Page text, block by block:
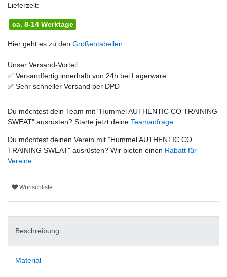
Lieferzeit:
ca. 8-14 Werktage
Hier geht es zu den Größentabellen
Unser Versand-Vorteil:
✅ Versandfertig innerhalb von 24h bei Lagerware
✅ Sehr schneller Versand per DPD
Du möchtest dein Team mit "Hummel AUTHENTIC CO TRAINING
SWEAT" ausrüsten? Starte jetzt deine Teamanfrage
Du möchtest deinen Verein mit "Hummel AUTHENTIC CO
TRAINING SWEAT" ausrüsten? Wir bieten einen Rabatt für
Vereine
Wunschliste
Beschreibung
Material